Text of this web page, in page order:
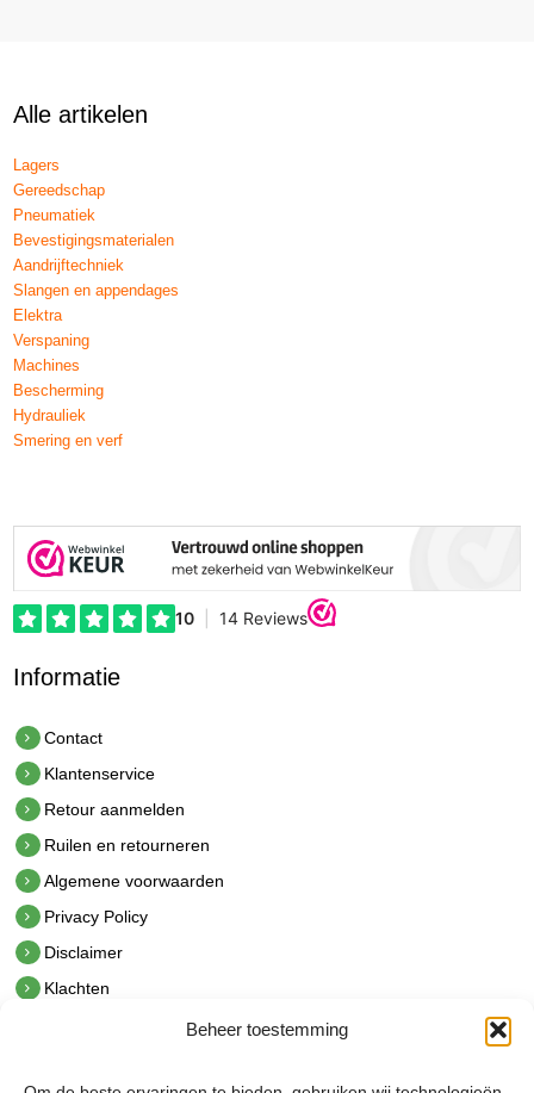
Beheer toestemming
Alle artikelen
Lagers
Gereedschap
Pneumatiek
Bevestigingsmaterialen
Aandrijftechniek
Slangen en appendages
Elektra
Verspaning
Machines
Bescherming
Hydrauliek
Smering en verf
Informatie
Contact
Klantenservice
Retour aanmelden
Ruilen en retourneren
Algemene voorwaarden
Privacy Policy
Disclaimer
Klachten
hetindustriehuis B.V.